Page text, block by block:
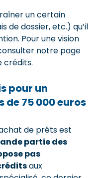
un certain
de dossier, etc.) qu’il
Pour une vision
notre page
crédits.
pour un
75 000 euros
de prêts est
partie des
pas
aux